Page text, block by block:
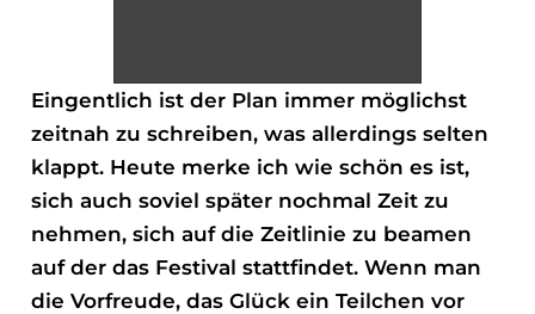
Eingentlich ist der Plan immer möglichst
zeitnah zu schreiben, was allerdings selten
klappt. Heute merke ich wie schön es ist,
sich auch soviel später nochmal Zeit zu
nehmen, sich auf die Zeitlinie zu beamen
auf der das Festival stattfindet. Wenn man
die Vorfreude, das Glück ein Teilchen vor